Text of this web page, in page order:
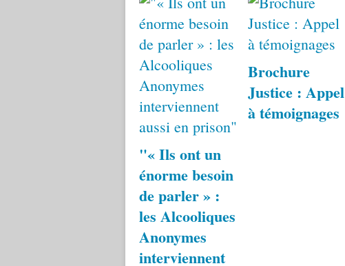
"« Ils ont un
énorme besoin
de parler » :
les Alcooliques
Anonymes
interviennent
Brochure
Justice : Appel
à témoignages